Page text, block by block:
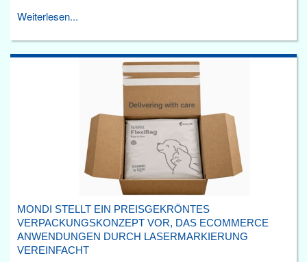
Weiterlesen...
MONDI STELLT EIN PREISGEKRÖNTES
VERPACKUNGSKONZEPT VOR, DAS ECOMMERCE
ANWENDUNGEN DURCH LASERMARKIERUNG
VEREINFACHT